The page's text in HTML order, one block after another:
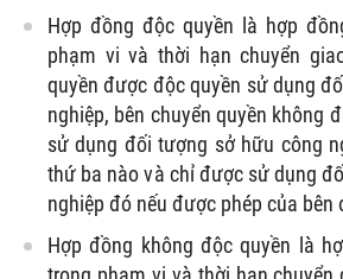
Hợp đồng độc quyền là hợp
phạm vi và thời hạn chuyển
quyền được độc quyền sử dụng
nghiệp, bên chuyển quyền không
sử dụng đối tượng sở hữu công
thứ ba nào và chỉ được sử dụng
nghiệp đó nếu được phép của bên
Hợp đồng không độc quyền là